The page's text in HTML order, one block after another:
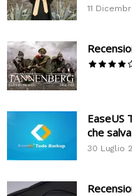
11
EaseUS
che
30 Luglio